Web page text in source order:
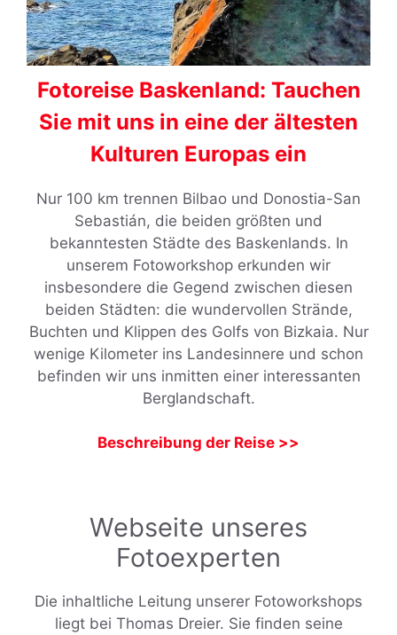
Fotoreise Baskenland: Tauchen
Sie mit uns in eine der ältesten
Kulturen Europas ein
Nur 100 km trennen Bilbao und Donostia-San
Sebastián, die beiden größten und
bekanntesten Städte des Baskenlands. In
unserem Fotoworkshop erkunden wir
insbesondere die Gegend zwischen diesen
beiden Städten: die wundervollen Strände,
Buchten und Klippen des Golfs von Bizkaia. Nur
wenige Kilometer ins Landesinnere und schon
befinden wir uns inmitten einer interessanten
Berglandschaft.
Beschreibung der Reise >>
Webseite unseres
Fotoexperten
Die inhaltliche Leitung unserer Fotoworkshops
liegt bei Thomas Dreier. Sie finden seine